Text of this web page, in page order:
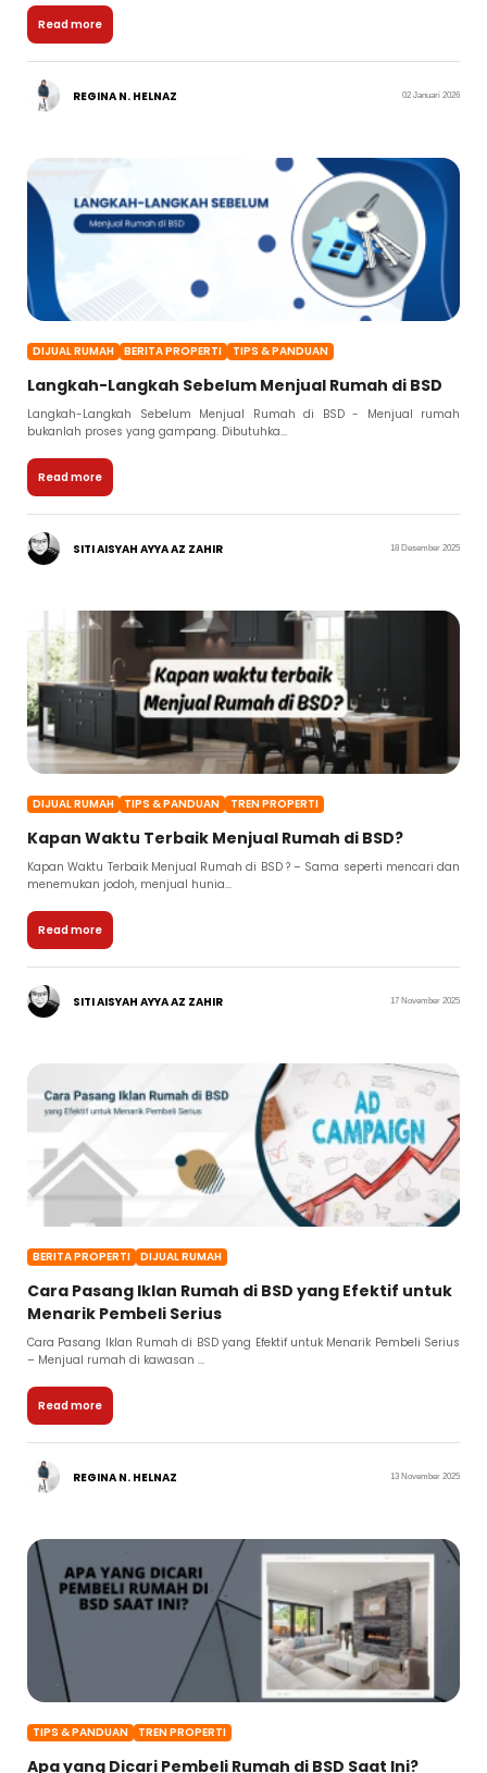
Read more
REGINA N. HELNAZ 02 Januari 2026
DIJUAL RUMAH BERITA PROPERTI TIPS & PANDUAN
Langkah-Langkah Sebelum Menjual Rumah di BSD
Langkah-Langkah Sebelum Menjual Rumah di BSD - Menjual rumah
bukanlah proses yang gampang. Dibutuhka...
Read more
SITI AISYAH AYYA AZ ZAHIR 18 Desember 2025
DIJUAL RUMAH TIPS & PANDUAN TREN PROPERTI
Kapan Waktu Terbaik Menjual Rumah di BSD?
Kapan Waktu Terbaik Menjual Rumah di BSD ? – Sama seperti mencari dan
menemukan jodoh, menjual hunia...
Read more
SITI AISYAH AYYA AZ ZAHIR 17 November 2025
BERITA PROPERTI DIJUAL RUMAH
Cara Pasang Iklan Rumah di BSD yang Efektif untuk
Menarik Pembeli Serius
Cara Pasang Iklan Rumah di BSD yang Efektif untuk Menarik Pembeli Serius
– Menjual rumah di kawasan ...
Read more
REGINA N. HELNAZ 13 November 2025
TIPS & PANDUAN TREN PROPERTI
Apa yang Dicari Pembeli Rumah di BSD Saat Ini?